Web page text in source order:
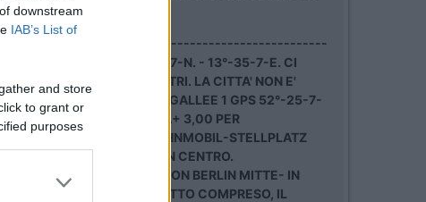
downstream
IAB’s List of
and store
to grant or
purposes
-----------------------------------------------------
350-354- GPS 52°-25-37-N. - 13°-35-7-E. CI
A 500 METRI. LA CITTA' NON E'
IN MUGGELBERGALLEE 1 GPS 52°-25-7-
PER LA DOCCIA+ 3,00 PER
BERLINO-KREUZBERG WOHNMOBIL-STELLPLATZ
E' A 500 METRI L'AREA IN CENTRO.
REISEMOBILSTATION BERLIN MITTE- IN
WC- 15,00 EURO TUTTO COMPRESO, IL